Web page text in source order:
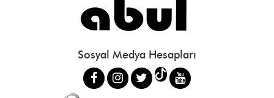
Sosyal Medya Hesapları